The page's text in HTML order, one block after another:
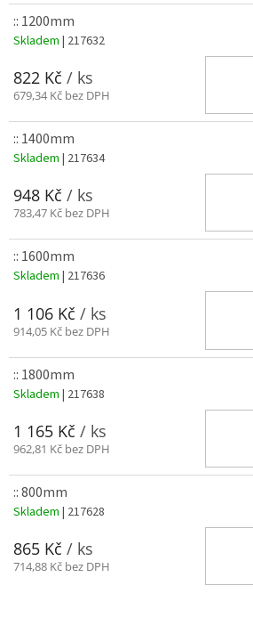
:: 1200mm
Skladem | 217632
822 Kč / ks
679,34 Kč bez DPH
:: 1400mm
Skladem | 217634
948 Kč / ks
783,47 Kč bez DPH
:: 1600mm
Skladem | 217636
1 106 Kč / ks
914,05 Kč bez DPH
:: 1800mm
Skladem | 217638
1 165 Kč / ks
962,81 Kč bez DPH
:: 800mm
Skladem | 217628
865 Kč / ks
714,88 Kč bez DPH